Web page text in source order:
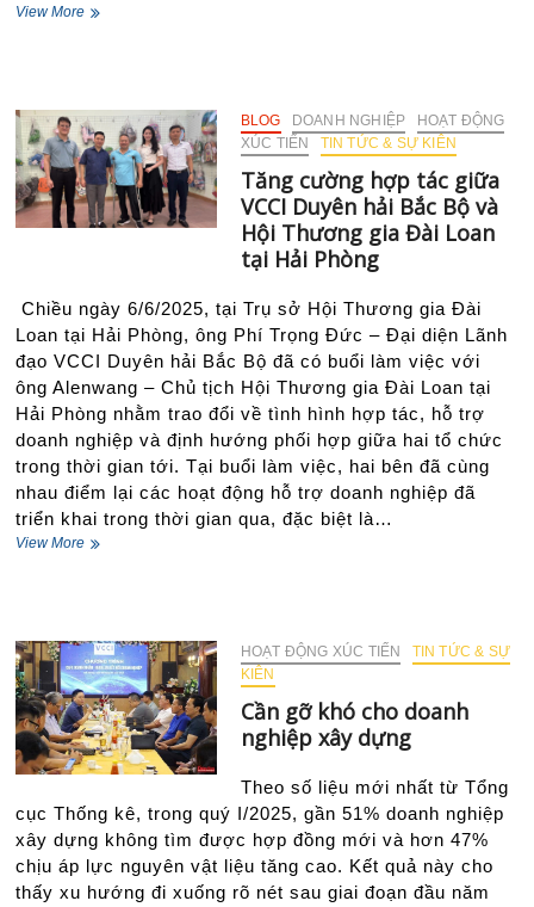
View MoreTăng
huy
vai
trò
Hiệp
hội
Doanh
triển
kinh
tế
phương
BLOG DOANH NGHIỆP
HOẠT ĐỘNG
XÚC TIẾN
TIN TỨC & SỰ KIÊN
Tăng cường hợp tác giữa
VCCI Duyên hải Bắc Bộ và
Hội Thương gia Đài Loan
tại Hải Phòng
Chiều ngày 6/6/2025, tại Trụ sở Hội Thương gia Đài
Loan tại Hải Phòng, ông Phí Trọng Đức – Đại diện Lãnh
đạo VCCI Duyên hải Bắc Bộ đã có buổi làm việc với
ông Alenwang – Chủ tịch Hội Thương gia Đài Loan tại
Hải Phòng nhằm trao đổi về tình hình hợp tác, hỗ trợ
doanh nghiệp và định hướng phối hợp giữa hai tổ chức
trong thời gian tới. Tại buổi làm việc, hai bên đã cùng
nhau điểm lại các hoạt động hỗ trợ doanh nghiệp đã
triển khai trong thời gian qua, đặc biệt là…
View MoreTăng
VCCI
Duyên
hải
Bắc
Bộ
và
Hội
gia
Đài
Loan
tại
HOẠT ĐỘNG XÚC TIẾN
TIN TỨC & SỰ
KIÊN
Cần gỡ khó cho doanh
nghiệp xây dựng
Theo số liệu mới nhất từ Tổng
cục Thống kê, trong quý I/2025, gần 51% doanh nghiệp
xây dựng không tìm được hợp đồng mới và hơn 47%
chịu áp lực nguyên vật liệu tăng cao. Kết quả này cho
thấy xu hướng đi xuống rõ nét sau giai đoạn đầu năm